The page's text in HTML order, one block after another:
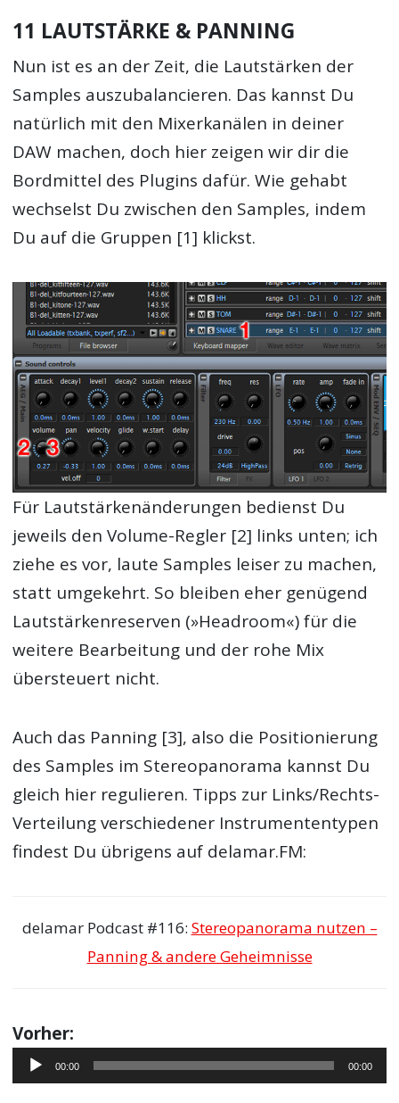
11 LAUTSTÄRKE & PANNING
Nun ist es an der Zeit, die Lautstärken der
Samples auszubalancieren. Das kannst Du
natürlich mit den Mixerkanälen in deiner
DAW machen, doch hier zeigen wir dir die
Bordmittel des Plugins dafür. Wie gehabt
wechselst Du zwischen den Samples, indem
Du auf die Gruppen [1] klickst.
Für Lautstärkenänderungen bedienst Du
jeweils den Volume-Regler [2] links unten; ich
ziehe es vor, laute Samples leiser zu machen,
statt umgekehrt. So bleiben eher genügend
Lautstärkenreserven (»Headroom«) für die
weitere Bearbeitung und der rohe Mix
übersteuert nicht.
Auch das Panning [3], also die Positionierung
des Samples im Stereopanorama kannst Du
gleich hier regulieren. Tipps zur Links/Rechts-
Verteilung verschiedener Instrumententypen
findest Du übrigens auf delamar.FM:
delamar Podcast #116: Stereopanorama nutzen –
Panning & andere Geheimnisse
Vorher:
Audio-
Player
00:00 00:00